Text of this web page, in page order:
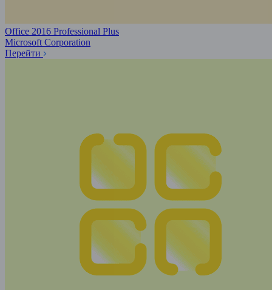
Office 2016 Professional Plus
Microsoft Corporation
Перейти